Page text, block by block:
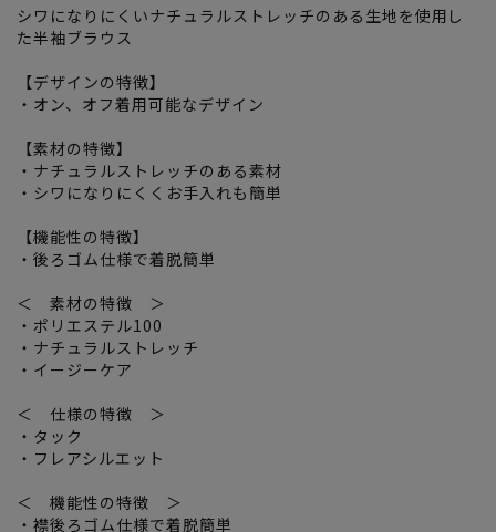
シワになりにくいナチュラルストレッチのある生地を使用し
た半袖ブラウス
【デザインの特徴】
・オン、オフ着用可能なデザイン
【素材の特徴】
・ナチュラルストレッチのある素材
・シワになりにくくお手入れも簡単
【機能性の特徴】
・後ろゴム仕様で着脱簡単
＜ 素材の特徴 ＞
・ポリエステル100
・ナチュラルストレッチ
・イージーケア
＜ 仕様の特徴 ＞
・タック
・フレアシルエット
＜ 機能性の特徴 ＞
・襟後ろゴム仕様で着脱簡単